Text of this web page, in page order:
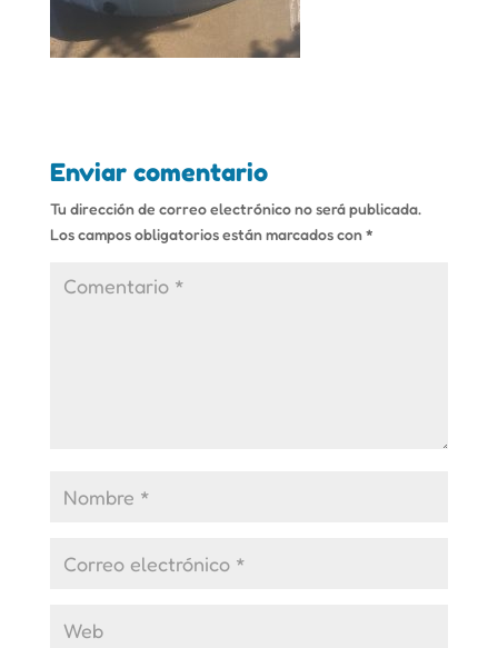
Enviar comentario
Tu dirección de correo electrónico no será publicada.
Los campos obligatorios están marcados con*